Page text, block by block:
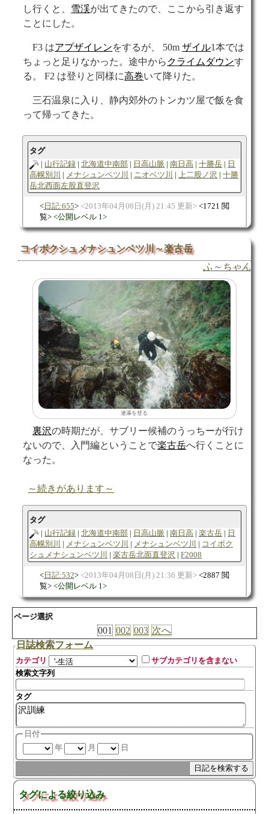
し行くと、 雪渓が出てきたので、ここから引き返す
ことにした。
F3 はアプザイレンをするが、 50mザイル1本では
ちょっと足りなかった。途中から クライムダウンす
る。 F2 は登りと同様に高巻いて降りた。
三石温泉に入り、静内郊外のトンカツ屋で飯を食
って帰ってきた。
タグ
山行記録
北海道中南部 日高山脈 南日高 十勝岳
日
高幌別川
メナシュンベツ川 ニオベツ川 上二股ノ沢
十勝
岳北西面左股直登沢
日記:655 2013年04月08日(月) 21:45 更新
1721 閲
覧
公開レベル 1
コイボクシュメナシュンベツ川～楽古岳
ふ～ちゃん
連瀑を登る
裏沢の時期だが、サブリー候補のうっちーが行け
ないので、入門編ということで楽古岳へ行くことに
なった。
～続きがあります～
タグ
山行記録
北海道中南部 日高山脈 南日高 楽古岳
日
高幌別川
メナシュンベツ川 メナシュンベツ川
コイボク
シュメナシュンベツ川
楽古岳北面直登沢 F2008
日記:532 2013年04月08日(月) 21:36 更新
2887 閲
覧
公開レベル 1
ページ選択
001 002 003 次へ
日誌検索フォーム
カテゴリ
サブカテゴリを含まない
検索文字列
タグ
日付
年
月 日
タグによる絞り込み